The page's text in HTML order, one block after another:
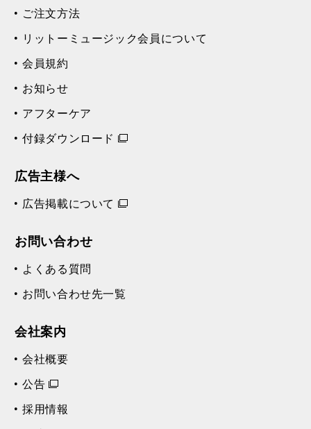
ご注文方法
リットーミュージック会員について
会員規約
お知らせ
アフターケア
付録ダウンロード
広告主様へ
広告掲載について
お問い合わせ
よくある質問
お問い合わせ先一覧
会社案内
会社概要
公告
採用情報